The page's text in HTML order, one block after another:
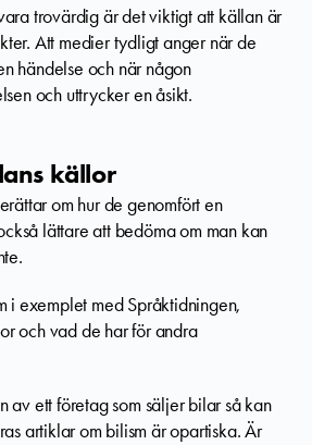
trovärdig är det viktigt att källan är
Att medier tydligt anger när de
händelse och när någon
och uttrycker en åsikt.
källor
om hur de genomfört en
lättare att bedöma om man kan
i exemplet med Språktidningen,
och vad de har för andra
av ett företag som säljer bilar så kan
artiklar om bilism är opartiska. Är